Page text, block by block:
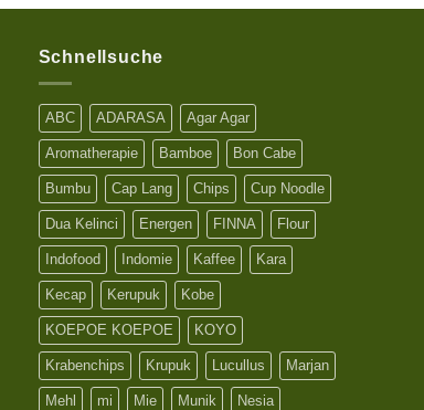
Schnellsuche
ABC ADARASA Agar Agar
Aromatherapie Bamboe Bon Cabe
Bumbu Cap Lang Chips Cup Noodle
Dua Kelinci Energen FINNA Flour
Indofood Indomie Kaffee Kara
Kecap Kerupuk Kobe
KOEPOE KOEPOE KOYO
Krabenchips Krupuk Lucullus Marjan
Mehl mi Mie Munik Nesia